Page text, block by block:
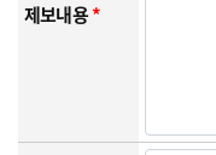
제보내용*